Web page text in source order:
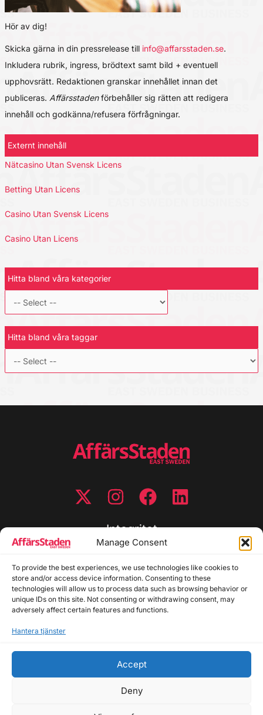
Manage Consent
To provide the best experiences, we use technologies like cookies to
store and/or access device information. Consenting to these
technologies will allow us to process data such as browsing behavior or
unique IDs on this site. Not consenting or withdrawing consent, may
adversely affect certain features and functions.
Hantera tjänster
Accept
Deny
Hör av dig!
Skicka gärna in din pressrelease till info@affarsstaden.se.
Inkludera rubrik, ingress, brödtext samt bild + eventuell
upphovsrätt. Redaktionen granskar innehållet innan det
publiceras. Affärsstadenförbehåller sig rätten att redigera
innehåll och godkänna/refusera förfrågningar.
Externt innehåll
Nätcasino Utan Svensk Licens
Betting Utan Licens
Casino Utan Svensk Licens
Casino Utan Licens
Hitta bland våra kategorier
Hitta bland våra taggar
Integritet
Cookiepolicy
Disclaimer
Redaktionell policy
Utgivarinformation
Allmänna frågor: info@affarsstaden.se | Tipsa
annons@affarsstaden.se